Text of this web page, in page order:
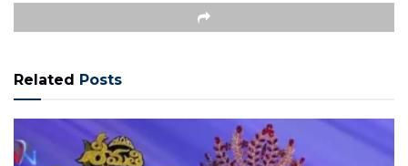
Related Posts